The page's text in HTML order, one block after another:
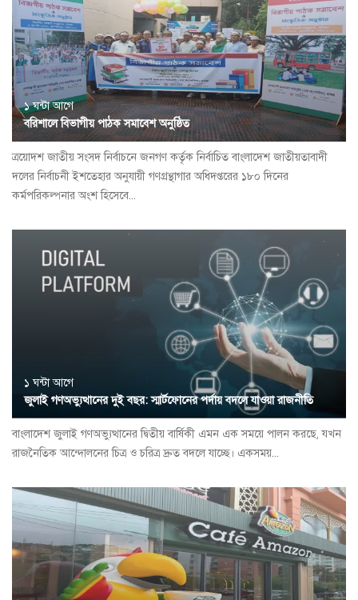
১ ঘন্টা আগে
বরিশালে বিভাগীয় পাঠক সমাবেশ অনুষ্ঠিত
ত্রয়োদশ জাতীয় সংসদ নির্বাচনে জনগণ কর্তৃক নির্বাচিত বাংলাদেশ জাতীয়তাবাদী
দলের নির্বাচনী ইশতেহার অনুযায়ী গণগ্রন্থাগার অধিদপ্তরের ১৮০ দিনের
কর্মপরিকল্পনার অংশ হিসেবে...
১ ঘন্টা আগে
জুলাই গণঅভ্যুত্থানের দুই বছর: স্মার্টফোনের পর্দায় বদলে যাওয়া রাজনীতি
বাংলাদেশ জুলাই গণঅভ্যুত্থানের দ্বিতীয় বার্ষিকী এমন এক সময়ে পালন করছে, যখন
রাজনৈতিক আন্দোলনের চিত্র ও চরিত্র দ্রুত বদলে যাচ্ছে। একসময়...